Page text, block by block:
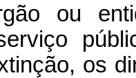
ou
os